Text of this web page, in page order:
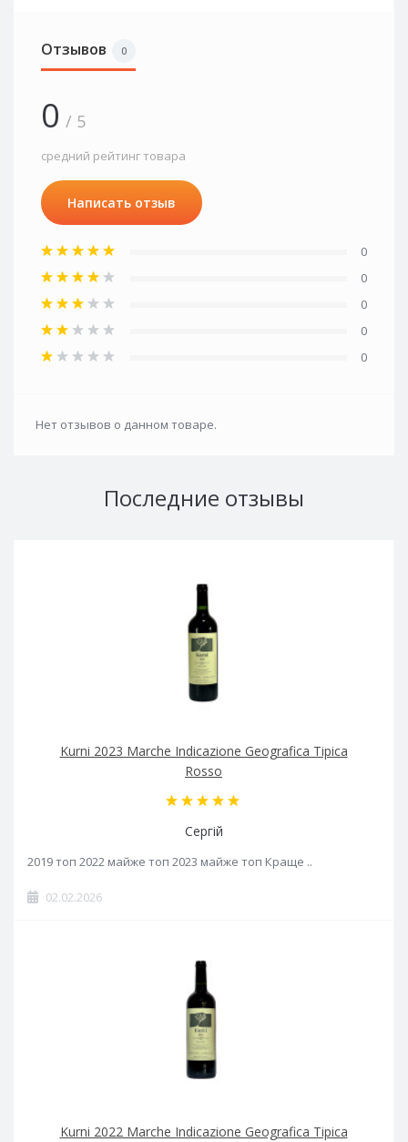
Отзывов 0
0 / 5
средний рейтинг товара
Написать отзыв
0
0
0
0
0
Нет отзывов о данном товаре.
Последние отзывы
Kurni 2023 Marche Indicazione Geografica Tipica
Rosso
Сергій
2019 топ 2022 майже топ 2023 майже топ Краще ..
02.02.2026
Kurni 2022 Marche Indicazione Geografica Tipica